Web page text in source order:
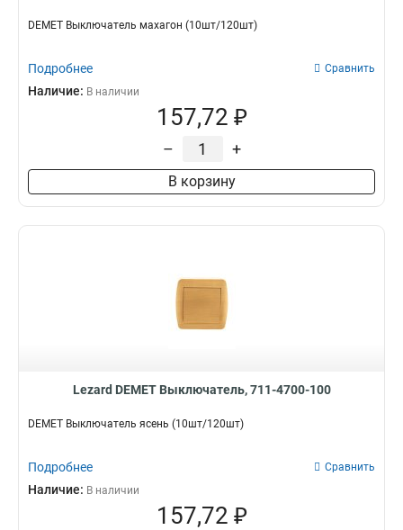
DEMET Выключатель махагон (10шт/120шт)
Подробнее Сравнить
Наличие: В наличии
157,72 ₽
– +
В корзину
Lezard DEMET Выключатель, 711-4700-100
DEMET Выключатель ясень (10шт/120шт)
Подробнее Сравнить
Наличие: В наличии
157,72 ₽